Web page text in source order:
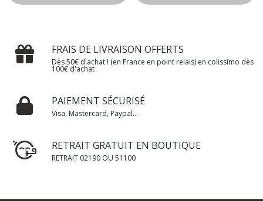
FRAIS DE LIVRAISON OFFERTS
Dès 50€ d'achat ! (en France en point relais) en colissimo dès
100€ d'achat
PAIEMENT SÉCURISÉ
Visa, Mastercard, Paypal...
RETRAIT GRATUIT EN BOUTIQUE
RETRAIT 02190 OU 51100